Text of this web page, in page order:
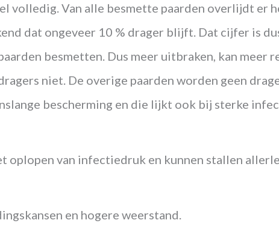
volledig. Van alle besmette paarden overlijdt er
dat ongeveer 10 % drager blijft. Dat cijfer is
besmetten. Dus meer uitbraken, kan meer
niet. De overige paarden worden geen
bescherming en die lijkt ook bij sterke
van infectiedruk en kunnen stallen
en hogere weerstand.